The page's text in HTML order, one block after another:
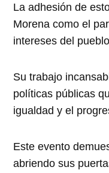
La adhesión de
Morena como el
intereses del
Su trabajo
políticas públicas
igualdad y el
Este evento
abriendo sus